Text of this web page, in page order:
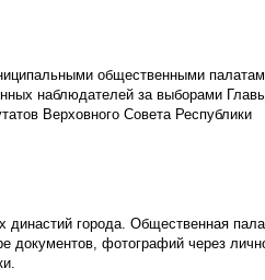
общественными
наблюдателей за выборами
Верховного Совета Республики
династий города. Общественная
документов, фотографий через